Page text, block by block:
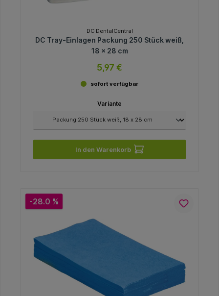
DC DentalCentral
DC Tray-Einlagen Packung 250 Stück weiß,
18 x 28 cm
5,97 €
sofort verfügbar
Variante
In den Warenkorb
-28.0 %